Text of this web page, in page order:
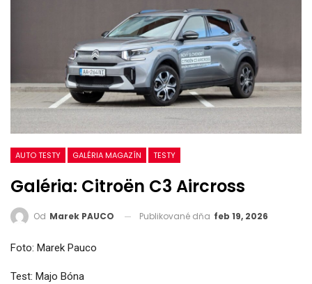
AUTO TESTY GALÉRIA MAGAZÍN TESTY
Galéria: Citroën C3 Aircross
Od Marek PAUCO Publikované dňa feb 19, 2026
Foto: Marek Pauco
Test: Majo Bóna